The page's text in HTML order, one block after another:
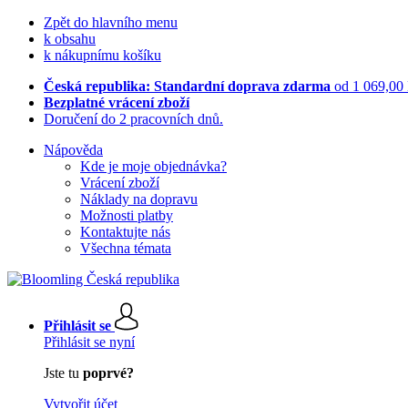
Zpět do hlavního menu
k obsahu
k nákupnímu košíku
Česká republika: Standardní doprava zdarma od 1 069,00
Bezplatné vrácení zboží
Doručení do 2 pracovních dnů.
Nápověda
Kde je moje objednávka?
Vrácení zboží
Náklady na dopravu
Možnosti platby
Kontaktujte nás
Všechna témata
Přihlásit se
Přihlásit se nyní
Jste tu poprvé?
Vytvořit účet